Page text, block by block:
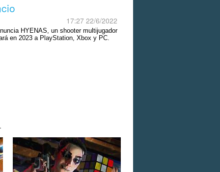
17:27 22/6/2022
HYENAS, un shooter multijugador
en 2023 a PlayStation, Xbox y PC.